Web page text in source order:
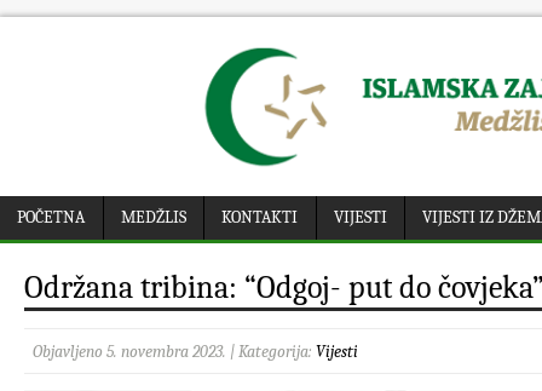
POČETNA MEDŽLIS KONTAKTI VIJESTI VIJESTI IZ
Održana tribina: “Odgoj- put do
Objavljeno 5. novembra 2023. | Kategorija: Vijesti